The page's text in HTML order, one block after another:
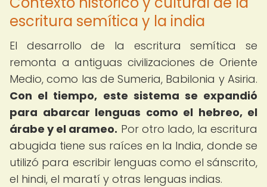
escritura semítica y la india
El desarrollo de la escritura semítica se
remonta a antiguas civilizaciones de Oriente
Medio, como las de Sumeria, Babilonia y Asiria.
Con el tiempo, este sistema se expandió
para abarcar lenguas como el hebreo, el
árabe y el arameo. Por otro lado, la escritura
abugida tiene sus raíces en la India, donde se
utilizó para escribir lenguas como el sánscrito,
el hindi, el maratí y otras lenguas indias.